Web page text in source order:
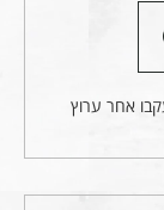
אחר ערוץ